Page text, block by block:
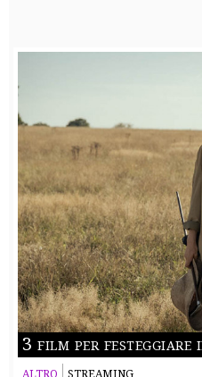
3 film per festeggiare